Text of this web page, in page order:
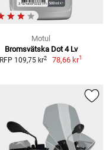
Motul
Bromsvätska Dot 4 Lv
RFP 109,75 kr2 78,66 kr1